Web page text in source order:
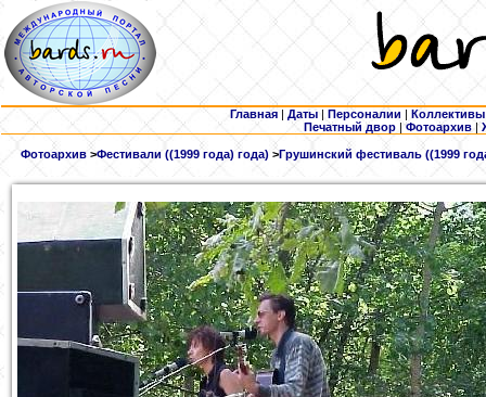
Главная | Даты | Персоналии | Коллективы
Печатный двор |Фотоархив |
Фотоархив >Фестивали ((1999 года) года) >Грушинский фестиваль ((1999